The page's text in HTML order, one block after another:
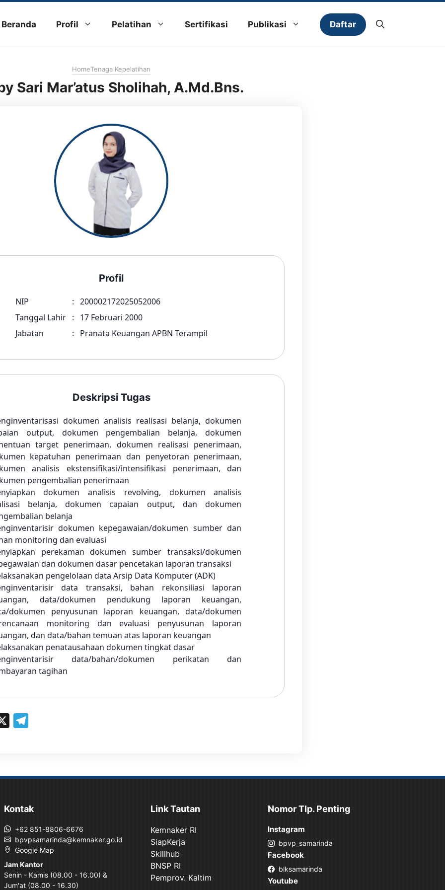
Beranda Profil Pelatihan Sertifikasi Publikasi Daftar
HomeTenaga Kepelatihan
Sari Mar’atus Sholihah, A.Md.Bns.
Profil
NIP : 200002172025052006
Tanggal Lahir
:
17 Februari 2000
Jabatan
: Pranata Keuangan APBN Terampil
Deskripsi Tugas
dokumen analisis realisasi belanja, dokumen
output, dokumen pengembalian belanja, dokumen
target penerimaan, dokumen realisasi penerimaan,
kepatuhan penerimaan dan penyetoran penerimaan,
analisis ekstensifikasi/intensifikasi penerimaan, dan
pengembalian penerimaan
dokumen analisis revolving, dokumen analisis
belanja, dokumen capaian output, dan dokumen
belanja
dokumen kepegawaian/dokumen sumber dan
monitoring dan evaluasi
perekaman dokumen sumber transaksi/dokumen
dan dokumen dasar pencetakan laporan transaksi
pengelolaan data Arsip Data Komputer (ADK)
data transaksi, bahan rekonsiliasi laporan
data/dokumen pendukung laporan keuangan,
dokumen penyusunan laporan keuangan, data/dokumen
monitoring dan evaluasi penyusunan laporan
dan data/bahan temuan atas laporan keuangan
penatausahaan dokumen tingkat dasar
data/bahan/dokumen perikatan dan
tagihan
e
r
m
Kontak
+62 851-8806-6676
bpvpsamarinda@kemnaker.go.id
Google Map
Jam Kantor
Senin - Kamis (08.00 - 16.00) &
Jum'at (08.00 - 16.30)
Link Tautan
Kemnaker RI
SiapKerja
Skillhub
BNSP RI
Pemprov. Kaltim
Nomor Tlp. Penting
Instagram
bpvp_samarinda
Facebook
blksamarinda
Youtube